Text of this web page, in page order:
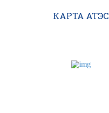
КАРТА АТЭС